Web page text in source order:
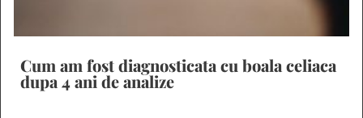
Cum am fost diagnosticata cu boala celiaca
dupa 4 ani de analize